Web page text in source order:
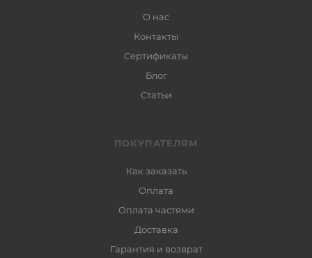
О нас
Контакты
Сертификаты
Блог
Статьи
ПОКУПАТЕЛЯМ
Как заказать
Оплата
Оплата частями
Доставка
Гарантия и возврат